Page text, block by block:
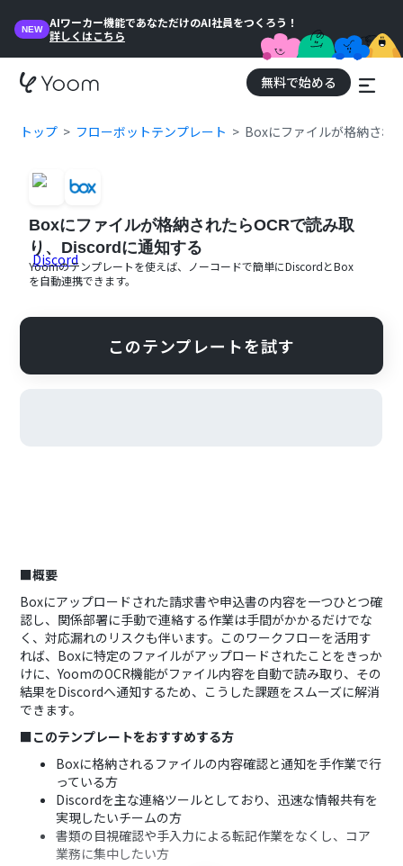
NEW
AIワーカー機能であなただけのAI社員をつくろう！
詳しくはこちら
無料で始める
トップ フローボットテンプレート Boxにファイルが格納され
Boxにファイルが格納されたらOCRで読み取
り、Discordに通知する
Yoomのテンプレートを使えば、ノーコードで簡単にDiscordとBox
を自動連携できます。
このテンプレートを試す
■概要
Boxにアップロードされた請求書や申込書の内容を一つひとつ確
認し、関係部署に手動で連絡する作業は手間がかかるだけでな
く、対応漏れのリスクも伴います。このワークフローを活用す
れば、Boxに特定のファイルがアップロードされたことをきっか
けに、YoomのOCR機能がファイル内容を自動で読み取り、その
結果をDiscordへ通知するため、こうした課題をスムーズに解消
できます。
■このテンプレートをおすすめする方
Boxに格納されるファイルの内容確認と通知を手作業で行
っている方
Discordを主な連絡ツールとしており、迅速な情報共有を
実現したいチームの方
書類の目視確認や手入力による転記作業をなくし、コア
業務に集中したい方